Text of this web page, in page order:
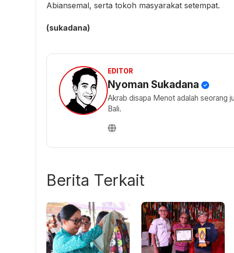
Abiansemal, serta tokoh masyarakat setempat.
(sukadana)
EDITOR
Nyoman Sukadana
Akrab disapa Menot adalah seorang
Bali.
Berita Terkait